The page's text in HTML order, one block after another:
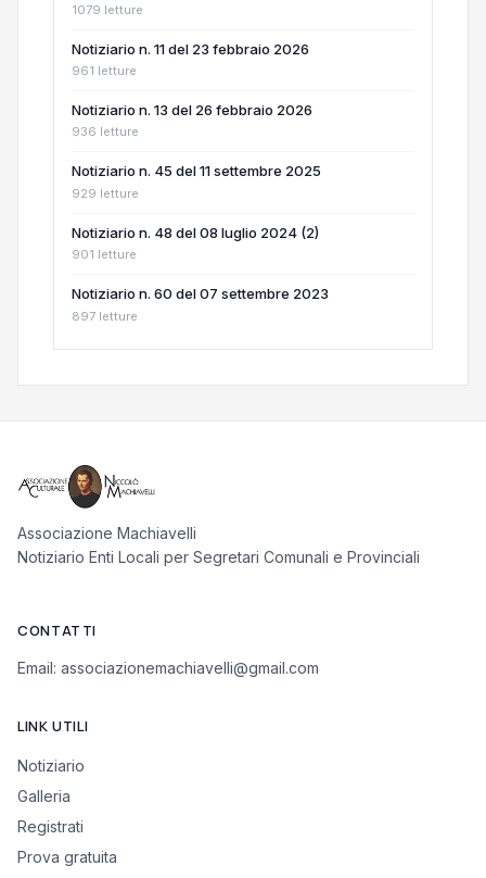
1079 letture
Notiziario n. 11 del 23 febbraio 2026
961 letture
Notiziario n. 13 del 26 febbraio 2026
936 letture
Notiziario n. 45 del 11 settembre 2025
929 letture
Notiziario n. 48 del 08 luglio 2024 (2)
901 letture
Notiziario n. 60 del 07 settembre 2023
897 letture
Associazione Machiavelli
Notiziario Enti Locali per Segretari Comunali e Provinciali
CONTATTI
Email: associazionemachiavelli@gmail.com
LINK UTILI
Notiziario
Galleria
Registrati
Prova gratuita